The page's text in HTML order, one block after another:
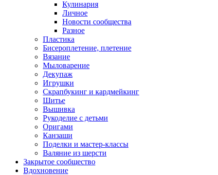
Кулинария
Личное
Новости сообщества
Разное
Пластика
Бисероплетение, плетение
Вязание
Мыловарение
Декупаж
Игрушки
Скрапбукинг и кардмейкинг
Шитье
Вышивка
Рукоделие с детьми
Оригами
Канзаши
Поделки и мастер-классы
Валяние из шерсти
Закрытое сообщество
Вдохновение